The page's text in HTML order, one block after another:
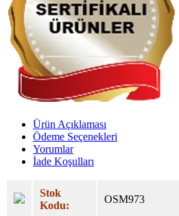
Ürün Açıklaması
Ödeme Seçenekleri
Yorumlar
İade Koşulları
Stok
Kodu:
OSM973